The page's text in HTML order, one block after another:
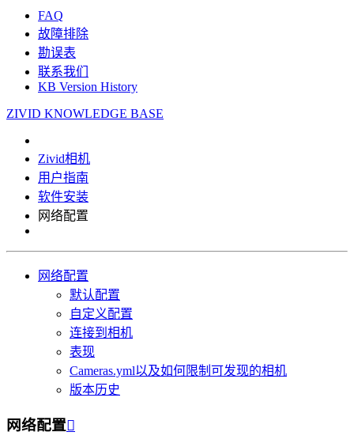
FAQ
故障排除
勘误表
联系我们
KB Version History
ZIVID KNOWLEDGE BASE
Zivid相机
用户指南
软件安装
网络配置
网络配置
默认配置
自定义配置
连接到相机
表现
Cameras.yml以及如何限制可发现的相机
版本历史
网络配置